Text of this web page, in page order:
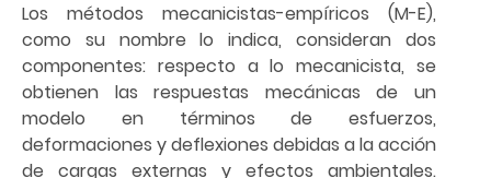
Los métodos mecanicistas-empíricos (M-E),
como su nombre lo indica, consideran dos
componentes: respecto a lo mecanicista, se
obtienen las respuestas mecánicas de un
modelo en términos de esfuerzos,
deformaciones y deflexiones debidas a la acción
de cargas externas y efectos ambientales.